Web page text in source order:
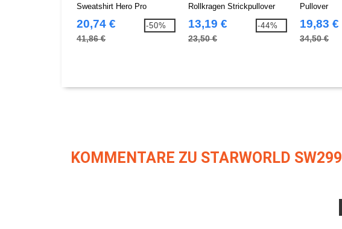
Sweatshirt Hero Pro
20,74 €
41,86 €
-50%
Rollkragen Strickpullover
13,19 €
23,50 €
-44%
Pullover
19,83 €
34,50 €
KOMMENTARE ZU STARWORLD SW299